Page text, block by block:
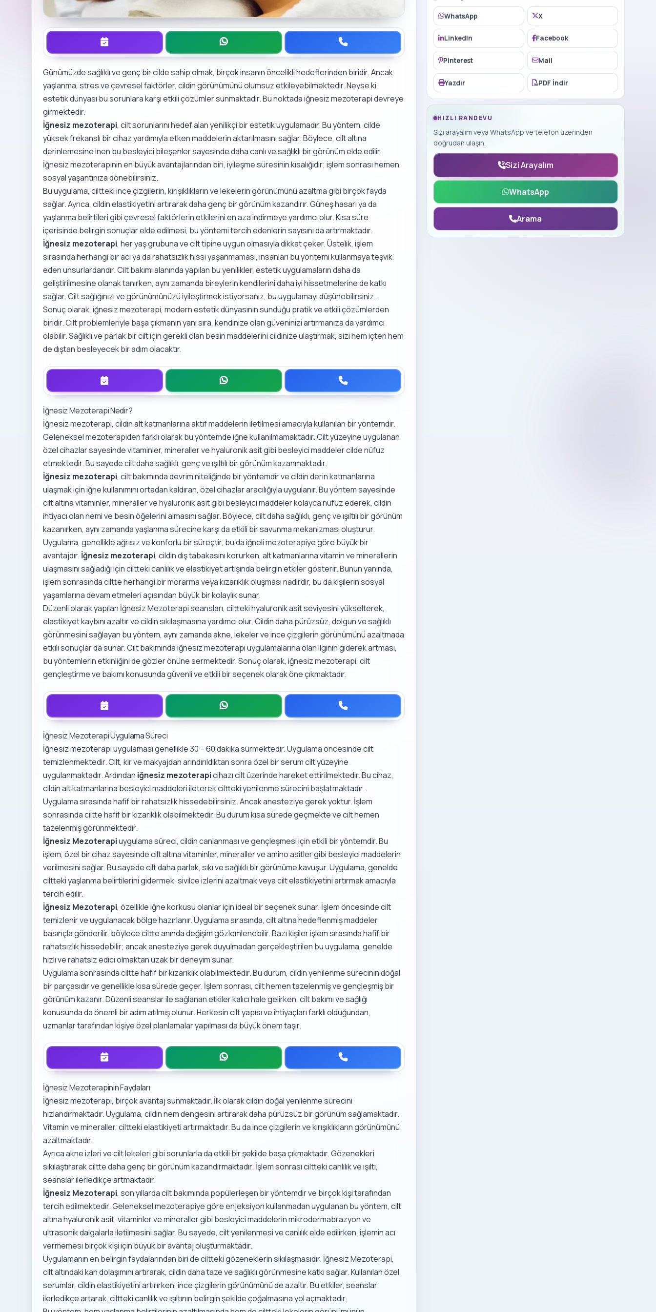
Günümüzde sağlıklı ve genç bir cilde sahip olmak, birçok insanın öncelikli hedeflerinden biridir. Ancak
yaşlanma, stres ve çevresel faktörler, cildin görünümünü olumsuz etkileyebilmektedir. Neyse ki,
estetik dünyası bu sorunlara karşı etkili çözümler sunmaktadır. Bu noktada iğnesiz mezoterapi devreye
girmektedir.
İğnesiz mezoterapi, cilt sorunlarını hedef alan yenilikçi bir estetik uygulamadır. Bu yöntem, cilde
yüksek frekanslı bir cihaz yardımıyla etken maddelerin aktarılmasını sağlar. Böylece, cilt altına
derinlemesine inen bu besleyici bileşenler sayesinde daha canlı ve sağlıklı bir görünüm elde edilir.
İğnesiz mezoterapinin en büyük avantajlarından biri, iyileşme süresinin kısalığıdır; işlem sonrası hemen
sosyal yaşantınıza dönebilirsiniz.
Bu uygulama, ciltteki ince çizgilerin, kırışıklıkların ve lekelerin görünümünü azaltma gibi birçok fayda
sağlar. Ayrıca, cildin elastikiyetini artırarak daha genç bir görünüm kazandırır. Güneş hasarı ya da
yaşlanma belirtileri gibi çevresel faktörlerin etkilerini en aza indirmeye yardımcı olur. Kısa süre
içerisinde belirgin sonuçlar elde edilmesi, bu yöntemi tercih edenlerin sayısını da artırmaktadır.
İğnesiz mezoterapi, her yaş grubuna ve cilt tipine uygun olmasıyla dikkat çeker. Üstelik, işlem
sırasında herhangi bir acı ya da rahatsızlık hissi yaşanmaması, insanları bu yöntemi kullanmaya teşvik
eden unsurlardandır. Cilt bakımı alanında yapılan bu yenilikler, estetik uygulamaların daha da
geliştirilmesine olanak tanırken, aynı zamanda bireylerin kendilerini daha iyi hissetmelerine de katkı
sağlar. Cilt sağlığınızı ve görünümünüzü iyileştirmek istiyorsanız, bu uygulamayı düşünebilirsiniz.
Sonuç olarak, iğnesiz mezoterapi, modern estetik dünyasının sunduğu pratik ve etkili çözümlerden
biridir. Cilt problemleriyle başa çıkmanın yanı sıra, kendinize olan güveninizi artırmanıza da yardımcı
olabilir. Sağlıklı ve parlak bir cilt için gerekli olan besin maddelerini cildinize ulaştırmak, sizi hem içten hem
de dıştan besleyecek bir adım olacaktır.
İğnesiz Mezoterapi Nedir?
İğnesiz mezoterapi, cildin alt katmanlarına aktif maddelerin iletilmesi amacıyla kullanılan bir yöntemdir.
Geleneksel mezoterapiden farklı olarak bu yöntemde iğne kullanılmamaktadır. Cilt yüzeyine uygulanan
özel cihazlar sayesinde vitaminler, mineraller ve hyaluronik asit gibi besleyici maddeler cilde nüfuz
etmektedir. Bu sayede cilt daha sağlıklı, genç ve ışıltılı bir görünüm kazanmaktadır.
İğnesiz mezoterapi, cilt bakımında devrim niteliğinde bir yöntemdir ve cildin derin katmanlarına
ulaşmak için iğne kullanımını ortadan kaldıran, özel cihazlar aracılığıyla uygulanır. Bu yöntem sayesinde
cilt altına vitaminler, mineraller ve hyaluronik asit gibi besleyici maddeler kolayca nüfuz ederek, cildin
ihtiyacı olan nemi ve besin öğelerini almasını sağlar. Böylece, cilt daha sağlıklı, genç ve ışıltılı bir görünüm
kazanırken, aynı zamanda yaşlanma sürecine karşı da etkili bir savunma mekanizması oluşturur.
Uygulama, genellikle ağrısız ve konforlu bir süreçtir, bu da iğneli mezoterapiye göre büyük bir
avantajdır. İğnesiz mezoterapi, cildin dış tabakasını korurken, alt katmanlarına vitamin ve minerallerin
ulaşmasını sağladığı için ciltteki canlılık ve elastikiyet artışında belirgin etkiler gösterir. Bunun yanında,
işlem sonrasında ciltte herhangi bir morarma veya kızarıklık oluşması nadirdir, bu da kişilerin sosyal
yaşamlarına devam etmeleri açısından büyük bir kolaylık sunar.
Düzenli olarak yapılan İğnesiz Mezoterapi seansları, ciltteki hyaluronik asit seviyesini yükselterek,
elastikiyet kaybını azaltır ve cildin sıkılaşmasına yardımcı olur. Cildin daha pürüzsüz, dolgun ve sağlıklı
görünmesini sağlayan bu yöntem, aynı zamanda akne, lekeler ve ince çizgilerin görünümünü azaltmada
etkili sonuçlar da sunar. Cilt bakımında iğnesiz mezoterapi uygulamalarına olan ilginin giderek artması,
bu yöntemlerin etkinliğini de gözler önüne sermektedir. Sonuç olarak, iğnesiz mezoterapi, cilt
gençleştirme ve bakımı konusunda güvenli ve etkili bir seçenek olarak öne çıkmaktadır.
İğnesiz Mezoterapi Uygulama Süreci
İğnesiz mezoterapi uygulaması genellikle 30 – 60 dakika sürmektedir. Uygulama öncesinde cilt
temizlenmektedir. Cilt, kir ve makyajdan arındırıldıktan sonra özel bir serum cilt yüzeyine
uygulanmaktadır. Ardından iğnesiz mezoterapicihazı cilt üzerinde hareket ettirilmektedir. Bu cihaz,
cildin alt katmanlarına besleyici maddeleri ileterek ciltteki yenilenme sürecini başlatmaktadır.
Uygulama sırasında hafif bir rahatsızlık hissedebilirsiniz. Ancak anesteziye gerek yoktur. İşlem
sonrasında ciltte hafif bir kızarıklık olabilmektedir. Bu durum kısa sürede geçmekte ve cilt hemen
tazelenmiş görünmektedir.
İğnesiz Mezoterapiuygulama süreci, cildin canlanması ve gençleşmesi için etkili bir yöntemdir. Bu
işlem, özel bir cihaz sayesinde cilt altına vitaminler, mineraller ve amino asitler gibi besleyici maddelerin
verilmesini sağlar. Bu sayede cilt daha parlak, sıkı ve sağlıklı bir görünüme kavuşur. Uygulama, genelde
ciltteki yaşlanma belirtilerini gidermek, sivilce izlerini azaltmak veya cilt elastikiyetini artırmak amacıyla
tercih edilir.
İğnesiz Mezoterapi, özellikle iğne korkusu olanlar için ideal bir seçenek sunar. İşlem öncesinde cilt
temizlenir ve uygulanacak bölge hazırlanır. Uygulama sırasında, cilt altına hedeflenmiş maddeler
basınçla gönderilir, böylece ciltte anında değişim gözlemlenebilir. Bazı kişiler işlem sırasında hafif bir
rahatsızlık hissedebilir; ancak anesteziye gerek duyulmadan gerçekleştirilen bu uygulama, genelde
hızlı ve rahatsız edici olmaktan uzak bir deneyim sunar.
Uygulama sonrasında ciltte hafif bir kızarıklık olabilmektedir. Bu durum, cildin yenilenme sürecinin doğal
bir parçasıdır ve genellikle kısa sürede geçer. İşlem sonrası, cilt hemen tazelenmiş ve gençleşmiş bir
görünüm kazanır. Düzenli seanslar ile sağlanan etkiler kalıcı hale gelirken, cilt bakımı ve sağlığı
konusunda da önemli bir adım atılmış olunur. Herkesin cilt yapısı ve ihtiyaçları farklı olduğundan,
uzmanlar tarafından kişiye özel planlamalar yapılması da büyük önem taşır.
İğnesiz Mezoterapinin Faydaları
İğnesiz mezoterapi, birçok avantaj sunmaktadır. İlk olarak cildin doğal yenilenme sürecini
hızlandırmaktadır. Uygulama, cildin nem dengesini artırarak daha pürüzsüz bir görünüm sağlamaktadır.
Vitamin ve mineraller, ciltteki elastikiyeti artırmaktadır. Bu da ince çizgilerin ve kırışıklıkların görünümünü
azaltmaktadır.
Ayrıca akne izleri ve cilt lekeleri gibi sorunlarla da etkili bir şekilde başa çıkmaktadır. Gözenekleri
sıkılaştırarak ciltte daha genç bir görünüm kazandırmaktadır. İşlem sonrası ciltteki canlılık ve ışıltı,
seanslar ilerledikçe artmaktadır.
İğnesiz Mezoterapi, son yıllarda cilt bakımında popülerleşen bir yöntemdir ve birçok kişi tarafından
tercih edilmektedir. Geleneksel mezoterapiye göre enjeksiyon kullanmadan uygulanan bu yöntem, cilt
altına hyaluronik asit, vitaminler ve mineraller gibi besleyici maddelerin mikrodermabrazyon ve
ultrasonik dalgalarla iletilmesini sağlar. Bu sayede, cilt yenilenmesi ve canlılık elde edilirken, işlemin acı
vermemesi birçok kişi için büyük bir avantaj oluşturmaktadır.
Uygulamanın en belirgin faydalarından biri de ciltteki gözeneklerin sıkılaşmasıdır. İğnesiz Mezoterapi,
cilt altındaki kan dolaşımını artırarak, cildin daha taze ve sağlıklı görünmesine katkı sağlar. Kullanılan özel
serumlar, cildin elastikiyetini artırırken, ince çizgilerin görünümünü de azaltır. Bu etkiler, seanslar
ilerledikçe artarak, ciltteki canlılık ve ışıltının belirgin şekilde çoğalmasına yol açmaktadır.
WhatsApp X
LinkedIn Facebook
Pinterest Mail
Yazdır PDF İndir
HIZLI RANDEVU
Sizi arayalım veya WhatsApp ve telefon üzerinden
doğrudan ulaşın.
Sizi Arayalım
WhatsApp
Arama